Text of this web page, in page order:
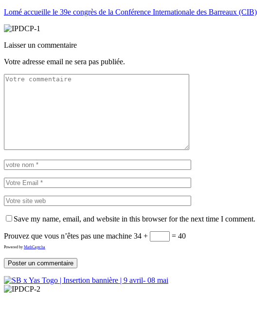
Lomé accueille le 39e congrès de la Conférence Internationale des Barreaux (CIB)
Laisser un commentaire
Votre adresse email ne sera pas publiée.
Save my name, email, and website in this browser for the next time I comment.
Prouvez que vous n’êtes pas une machine 34 + = 40
Powered by MathCaptcha